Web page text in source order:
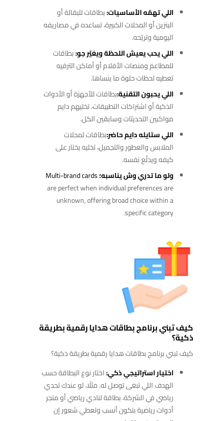
اللي تهمّه الأساسيات:بطاقات للبقالة أو
البنزين أو المحلات الكبيرة، تساعده في مصاريفه
اليومية وتريّحه.
اللي يحب يعيش اللحظة ويغيّر جو:بطاقات
للمطاعم ومنصات الأفلام أو أماكن الترفيه
تعطيه لحظات حلوة ما ينساها.
اللي يحبون التقنية:بطاقات للأجهزة أو الأدوات
الذكية أو اشتراكات التطبيقات، تخليهم دايم
مواكبين التحديثات وسابقين الكل.
اللي ستايله دايم حاضر:بطاقات لمحلات
الملابس والعطور والتجميل، تخليه يختار على
كيفه ويدلّع نفسه.
ولو ما تدري وش يناسبه؛
are perfect when individual preferences are
unknown, offering broad choice within a
specific category.
كيف تبني برنامج بطاقات هدايا رقمية بطريقة
ذكية؟
كيف تبني برنامج بطاقات هدايا رقمية بطريقة ذكية؟
اختيار استراتيجي ذكي:اختار نوع البطاقة حسب
الهدف اللي تبغى توصل له. مثلًا، لو عندك تحدي
رياضي في الشركة، بطاقة لنادي رياضي أو متجر
أدوات رياضية بتكون أنسب وتعطي شعور إن